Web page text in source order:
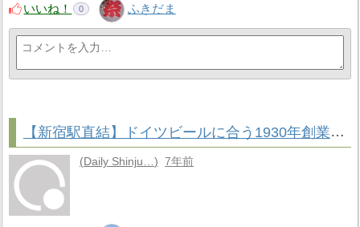
いいね！ 0 ふきだま
【新宿駅直結】ドイツビールに合う1930年創業の洋食屋「つばめグリル」
Daily Shinju… 7年前